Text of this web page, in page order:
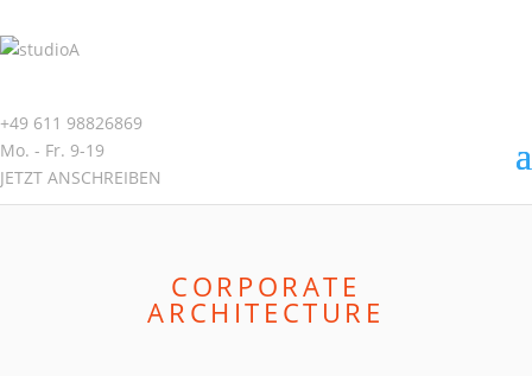
+49 611 98826869
Mo. - Fr. 9-19
JETZT ANSCHREIBEN
CORPORATE
ARCHITECTURE